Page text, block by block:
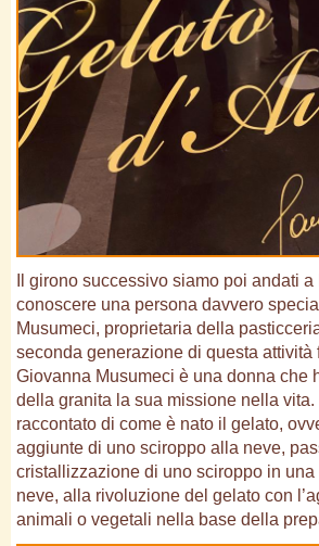
Il girono successivo siamo poi andati
conoscere una persona davvero
Musumeci, proprietaria della
seconda generazione di questa attività
Giovanna Musumeci è una donna che
della granita la sua missione nella
raccontato di come è nato il gelato,
aggiunte di uno sciroppo alla neve,
cristallizzazione di uno sciroppo in
neve, alla rivoluzione del gelato con
animali o vegetali nella base della